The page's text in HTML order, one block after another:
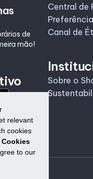
relevant
cookies
to our
de
mão!
Central de
Canal de
Sobre o